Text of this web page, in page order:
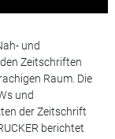
und
Zeitschriften
Raum. Die
und
der Zeitschrift
berichtet